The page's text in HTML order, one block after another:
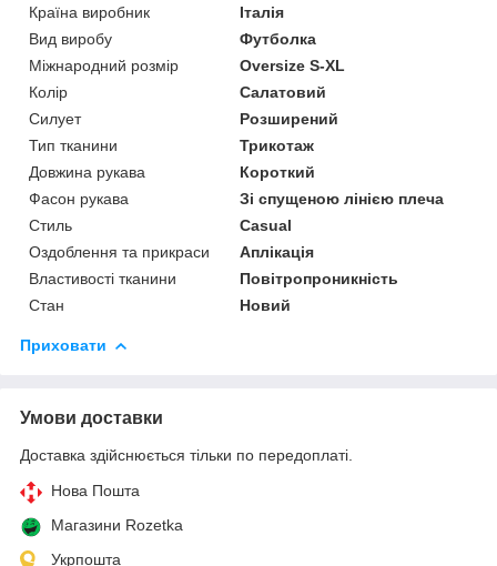
Країна виробник
Італія
Вид виробу
Футболка
Міжнародний розмір
Oversize S-XL
Колір
Салатовий
Силует
Розширений
Тип тканини
Трикотаж
Довжина рукава
Короткий
Фасон рукава
Зі спущеною лінією плеча
Стиль
Casual
Оздоблення та прикраси
Аплікація
Властивості тканини
Повітропроникність
Стан
Новий
Приховати
Умови доставки
Доставка здійснюється тільки по передоплаті.
Нова Пошта
Магазини Rozetka
Укрпошта